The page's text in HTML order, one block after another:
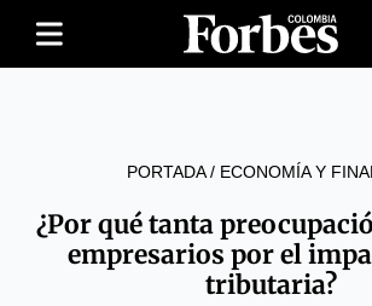
PORTADA/ ECONOMÍA Y
¿Por qué tanta
empresarios por el
tributaria?